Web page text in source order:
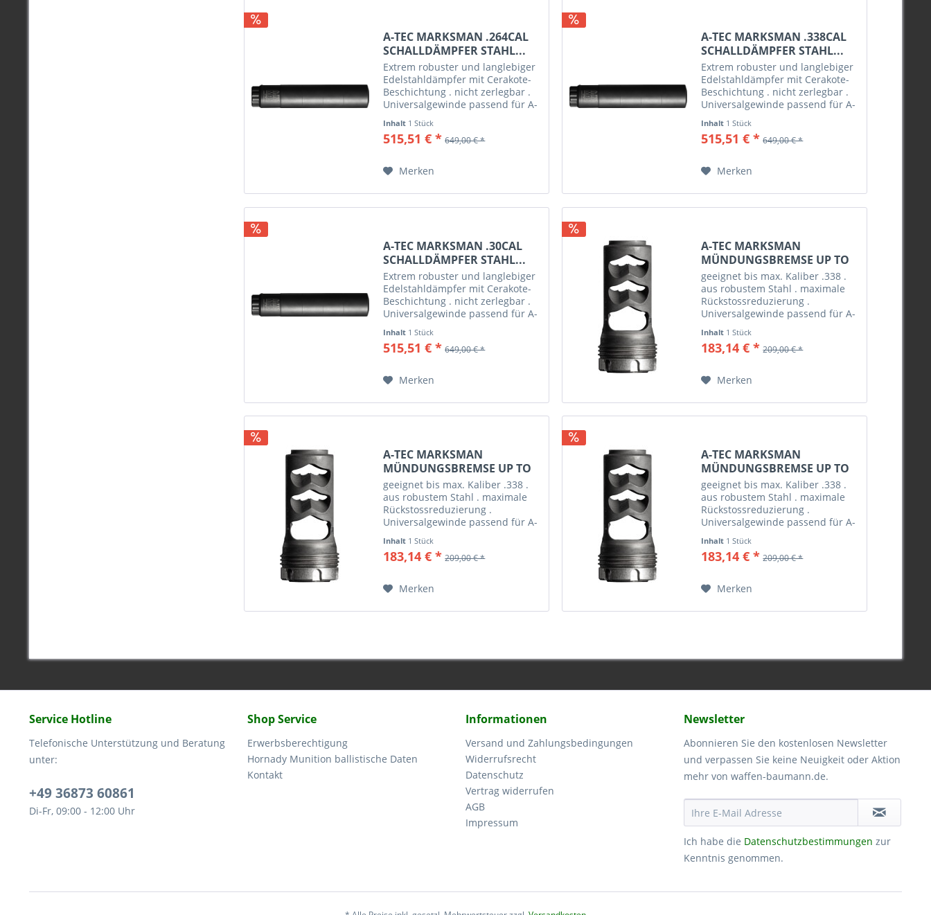
A-TEC MARKSMAN .264CAL
SCHALLDÄMPFER STAHL...
Extrem robuster und langlebiger
Edelstahldämpfer mit Cerakote-
Beschichtung . nicht zerlegbar .
Universalgewinde passend für A-
. erhältlich in den Kalibern 6,5
mm (.264), .30 und .338!
Inhalt 1 Stück
515,51 € * 649,00 € *
Merken
A-TEC MARKSMAN .338CAL
SCHALLDÄMPFER STAHL...
Extrem robuster und langlebiger
Edelstahldämpfer mit Cerakote-
Beschichtung . nicht zerlegbar .
Universalgewinde passend für A-
. erhältlich in den Kalibern 6,5
mm (.264), .30 und .338!
Inhalt 1 Stück
515,51 € * 649,00 € *
Merken
A-TEC MARKSMAN .30CAL
SCHALLDÄMPFER STAHL...
Extrem robuster und langlebiger
Edelstahldämpfer mit Cerakote-
Beschichtung . nicht zerlegbar .
Universalgewinde passend für A-
. erhältlich in den Kalibern 6,5
mm (.264), .30 und .338!
Inhalt 1 Stück
515,51 € * 649,00 € *
Merken
A-TEC MARKSMAN
MÜNDUNGSBREMSE UP TO
.338 M18X1,5
geeignet bis max. Kaliber .338 .
aus robustem Stahl . maximale
Rückstossreduzierung .
Universalgewinde passend für A-
Cerakote beschichtet . erhältlich
mit Gewinde 5/8“x24, M14x1, M
Inhalt 1 Stück
183,14 € * 209,00 € *
Merken
A-TEC MARKSMAN
MÜNDUNGSBREMSE UP TO
.338,...
geeignet bis max. Kaliber .338 .
aus robustem Stahl . maximale
Rückstossreduzierung .
Universalgewinde passend für A-
Cerakote beschichtet . erhältlich
mit Gewinde 5/8“x24, M14x1, M
Inhalt 1 Stück
183,14 € * 209,00 € *
Merken
A-TEC MARKSMAN
MÜNDUNGSBREMSE UP TO
.338 M17X1
geeignet bis max. Kaliber .338 .
aus robustem Stahl . maximale
Rückstossreduzierung .
Universalgewinde passend für A-
Cerakote beschichtet . erhältlich
mit Gewinde 5/8“x24, M14x1, M
Inhalt 1 Stück
183,14 € * 209,00 € *
Merken
Service Hotline
Telefonische Unterstützung und Beratung
unter:
+49 36873 60861
Di-Fr, 09:00 - 12:00 Uhr
Shop Service
Erwerbsberechtigung
Hornady Munition ballistische Daten
Kontakt
Informationen
Versand und Zahlungsbedingungen
Widerrufsrecht
Datenschutz
Vertrag widerrufen
AGB
Impressum
Newsletter
Abonnieren Sie den kostenlosen Newsletter
und verpassen Sie keine Neuigkeit oder Aktion
mehr von waffen-baumann.de.
Ich habe die Datenschutzbestimmungen zur
Kenntnis genommen.